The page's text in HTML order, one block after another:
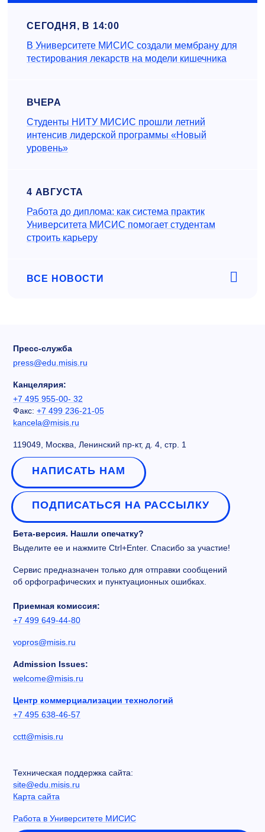
СЕГОДНЯ, В 14:00
В Университете МИСИС создали мембрану для
тестирования лекарств на модели кишечника
ВЧЕРА
Студенты НИТУ МИСИС прошли летний
интенсив лидерской программы «Новый
уровень»
4 АВГУСТА
Работа до диплома: как система практик
Университета МИСИС помогает студентам
строить карьеру
ВСЕ НОВОСТИ
Пресс-служба
press@edu.misis.ru
Канцелярия:
+7 495 955-00- 32
Факс: +7 499 236-21-05
kancela@misis.ru
119049, Москва, Ленинский пр-кт, д. 4, стр. 1
НАПИСАТЬ НАМ
ПОДПИСАТЬСЯ НА РАССЫЛКУ
Бета-версия. Нашли опечатку?
Выделите ее и нажмите Ctrl+Enter. Спасибо за участие!
Сервис предназначен только для отправки сообщений
об орфографических и пунктуационных ошибках.
Приемная комиссия:
+7 499 649-44-80
vopros@misis.ru
Admission Issues:
welcome@misis.ru
Центр коммерциализации технологий
+7 495 638-46-57
cctt@misis.ru
Техническая поддержка сайта:
site@edu.misis.ru
Карта сайта
Работа в Университете МИСИС